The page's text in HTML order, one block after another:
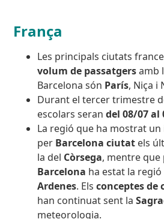
França
Les principals ciutats
volum de passatgersamb
Barcelona són París, Niça i
Durant el tercer trimestre
escolars serandel 08/07 al
La regió que ha mostrat un
per Barcelona ciutat els
la del Còrsega, mentre que
Barcelona ha estat la
Ardenes. Elsconceptes de
han continuat sent la
meteorologia.